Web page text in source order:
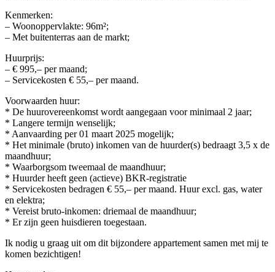
Kenmerken:
– Woonoppervlakte: 96m²;
– Met buitenterras aan de markt;
Huurprijs:
– € 995,– per maand;
– Servicekosten € 55,– per maand.
Voorwaarden huur:
* De huurovereenkomst wordt aangegaan voor minimaal 2 jaar;
* Langere termijn wenselijk;
* Aanvaarding per 01 maart 2025 mogelijk;
* Het minimale (bruto) inkomen van de huurder(s) bedraagt 3,5 x de
maandhuur;
* Waarborgsom tweemaal de maandhuur;
* Huurder heeft geen (actieve) BKR-registratie
* Servicekosten bedragen € 55,– per maand. Huur excl. gas, water
en elektra;
* Vereist bruto-inkomen: driemaal de maandhuur;
* Er zijn geen huisdieren toegestaan.
Ik nodig u graag uit om dit bijzondere appartement samen met mij te
komen bezichtigen!